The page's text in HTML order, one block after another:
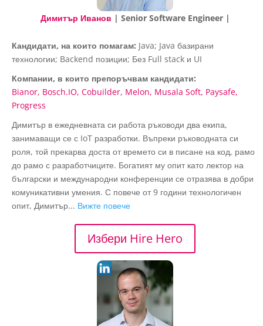
Димитър Иванов | Senior Software Engineer |
Кандидати, на които помагам: Java; Java базирани
технологии; Backend позиции; Без Full stack и UI
Компании, в които препоръчвам кандидати:
Bianor Bosch.IO Cobuilder Melon Musala Soft Paysafe
Progress
Димитър в ежедневната си работа ръководи два екипа,
занимаващи се с IoT разработки. Въпреки ръководната си
роля, той прекарва доста от времето си в писане на код, рамо
до рамо с разработчиците. Богатият му опит като лектор на
български и международни конференции се отразява в добри
комуникативни умения. С повече от 9 години технологичен
опит, Димитър... Вижте повече
Избери Hire Hero